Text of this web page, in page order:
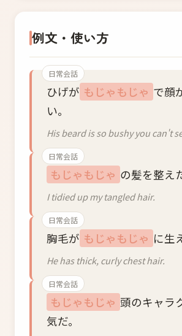
例文・使い方
日常会話
ひげが もじゃもじゃ で顔
い。
His beard is so bushy you can't
日常会話
もじゃもじゃ の髪を整え
I tidied up my tangled hair.
日常会話
胸毛が もじゃもじゃ に生
He has thick, curly chest hair.
日常会話
もじゃもじゃ 頭のキャラ
気だ。